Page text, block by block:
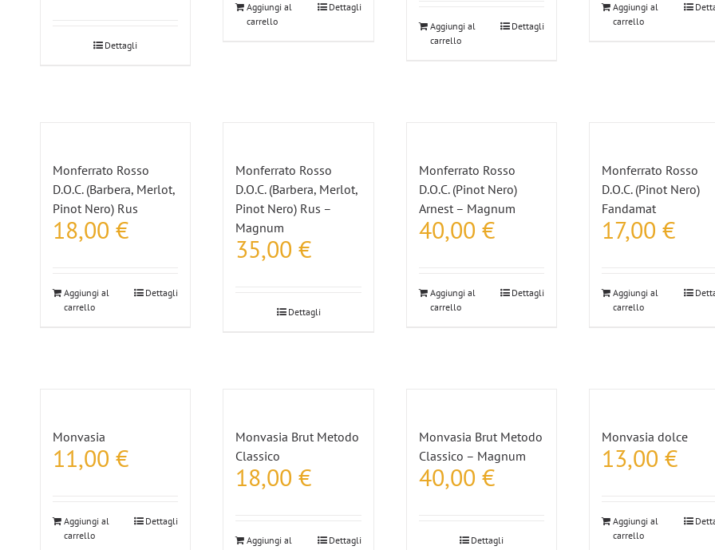
Dettagli
Aggiungi al
carrello
Dettagli
Aggiungi al
carrello
Dettagli
Aggiungi al
carrello
Monferrato Rosso
D.O.C. (Barbera, Merlot,
Pinot Nero) Rus
18,00 €
Aggiungi al
carrello
Dettagli
Monferrato Rosso
D.O.C. (Barbera, Merlot,
Pinot Nero) Rus –
Magnum
35,00€
Dettagli
Monferrato Rosso
D.O.C. (Pinot Nero)
Arnest – Magnum
40,00 €
Aggiungi al
carrello
Dettagli
Monferrato Rosso
D.O.C. (Pinot Nero)
Fandamat
17,00€
Aggiungi al
carrello
Monvasia
11,00 €
Aggiungi al
carrello
Dettagli
Monvasia Brut Metodo
Classico
18,00€
Aggiungi al
Dettagli
Monvasia Brut Metodo
Classico – Magnum
40,00 €
Dettagli
Monvasia dolce
13,00€
Aggiungi al
carrello